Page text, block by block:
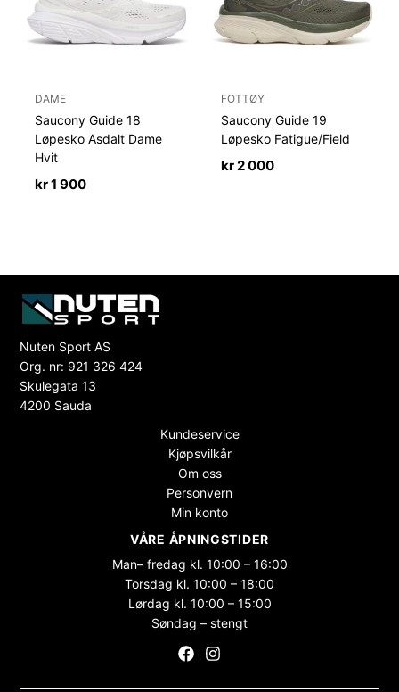
DAME
Saucony Guide 18
Løpesko Asdalt Dame
Hvit
kr1 900
FOTTØY
Saucony Guide 19
Løpesko Fatigue/Field
kr2 000
Nuten Sport AS
Org. nr: 921 326 424
Skulegata 13
4200 Sauda
Kundeservice
Kjøpsvilkår
Om oss
Personvern
Min konto
VÅRE ÅPNINGSTIDER
Man– fredag kl. 10:00 – 16:00
Torsdag kl. 10:00 – 18:00
Lørdag kl. 10:00 – 15:00
Søndag – stengt